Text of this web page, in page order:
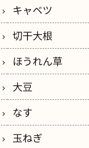
キャベツ
切干大根
ほうれん草
大豆
なす
玉ねぎ